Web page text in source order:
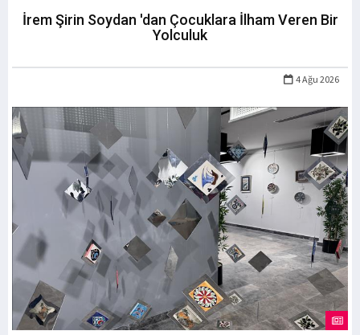
İrem Şirin Soydan 'dan Çocuklara İlham Veren Bir
Yolculuk
4 Ağu 2026